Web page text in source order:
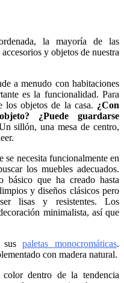
la mayoría de las
y objetos de nuestra
a menudo con habitaciones
es la funcionalidad. Para
los objetos de la casa. ¿Con
¿Puede guardarse
sillón, una mesa de centro,
se necesita funcionalmente en
los muebles adecuados.
básico que ha creado hasta
y diseños clásicos pero
lisas y resistentes. Los
minimalista, así que
suspaletas monocromáticas.
con madera natural.
dentro de la tendencia